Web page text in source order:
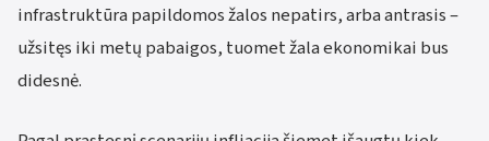
infrastruktūra papildomos žalos nepatirs, arba antrasis –
užsitęs iki metų pabaigos, tuomet žala ekonomikai bus
didesnė.